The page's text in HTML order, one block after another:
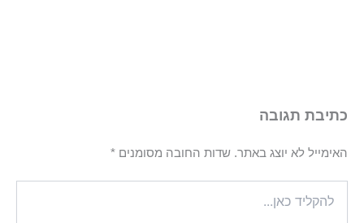
כתיבת תגובה
האימייל לא יוצג באתר. שדות החובה מסומנים *
כאן...